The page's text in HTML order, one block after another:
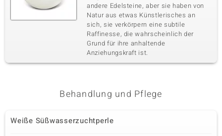
andere Edelsteine, aber sie haben von
Natur aus etwas Künstlerisches an
sich, sie verkörpern eine subtile
Raffinesse, die wahrscheinlich der
Grund für ihre anhaltende
Anziehungskraft ist.
Behandlung und Pflege
Weiße Süßwasserzuchtperle